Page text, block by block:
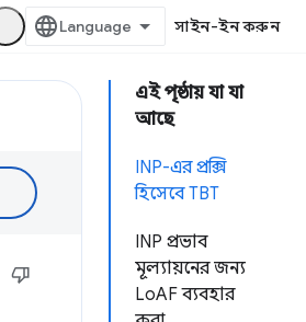
সাইন-ইন করুন
এই পৃষ্ঠায় যা যা
আছে
INP-এর প্রক্সি
হিসেবে TBT
INP প্রভাব
মূল্যায়নের জন্য
LoAF ব্যবহার